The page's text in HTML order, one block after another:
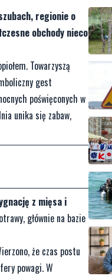
regionie o
obchody nieco
Towarzyszą
gest
poświęconych w
unika się zabaw,
z mięsa i
głównie na bazie
że czas postu
powagi. W